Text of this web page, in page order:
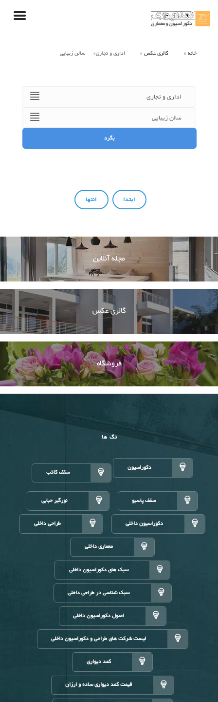
خانه گالری عکس اداری و تجاری سالن زیبایی
مجله آنلاین
گالری عکس
فروشگاه
تگ ها
دکوراسیون سقف کاذب
سقف پاسیو نورگیر حبابی
دکوراسیون داخلی طراحی داخلی
معماری داخلی
سبک های دکوراسیون داخلی
سبک شناسی در طراحی داخلی
اصول دکوراسیون داخلی
لیست شرکت های طراحی و دکوراسیون داخلی
کمد دیواری
قیمت کمد دیواری ساده و ارزان